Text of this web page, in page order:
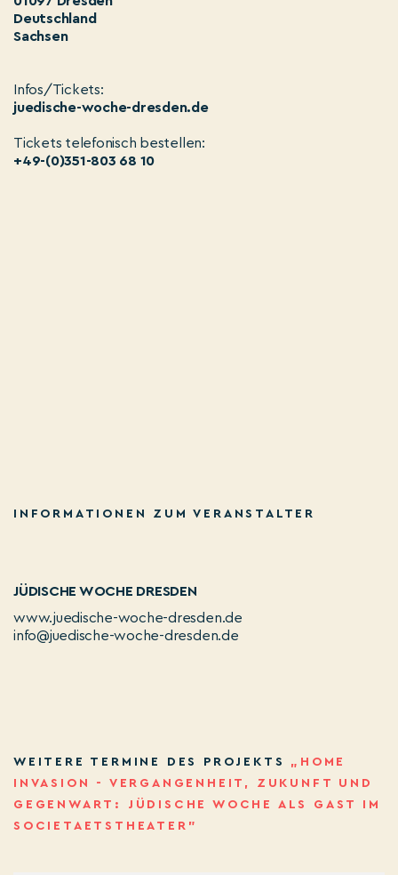
Deutschland
Sachsen
Infos/Tickets:
juedische-woche-dresden.de
Tickets telefonisch bestellen:
+49-(0)351-803 68 10
INFORMATIONEN ZUM VERANSTALTER
JÜDISCHE WOCHE DRESDEN
www.juedische-woche-dresden.de
info@juedische-woche-dresden.de
WEITERE TERMINE DES PROJEKTS „HOME
INVASION - VERGANGENHEIT, ZUKUNFT UND
GEGENWART: JÜDISCHE WOCHE ALS GAST IM
SOCIETAETSTHEATER”